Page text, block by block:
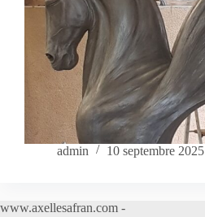
admin 10 septembre 2025
www.axellesafran.com -